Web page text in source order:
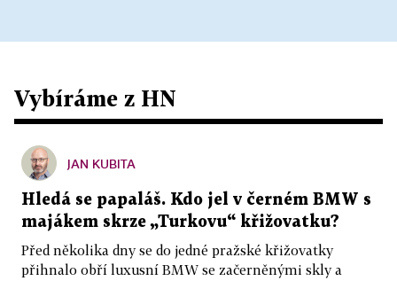
Vybíráme z HN
JAN KUBITA
Hledá se papaláš. Kdo jel v černém BMW s
majákem skrze „Turkovu“ křižovatku?
Před několika dny se do jedné pražské křižovatky
přihnalo obří luxusní BMW se začerněnými skly a